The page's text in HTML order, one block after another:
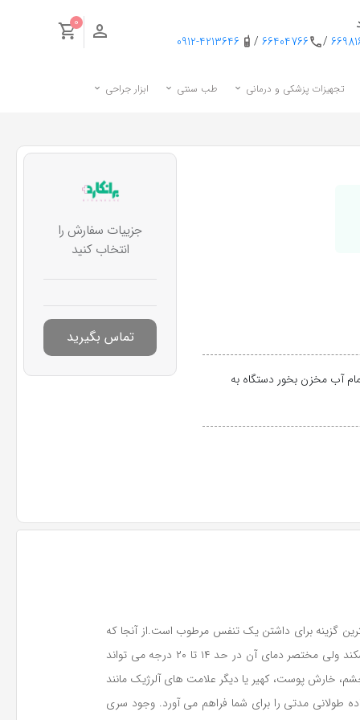
/
66404766
/
0912-4213646
0
تجهیزات پزشکی و درمانی طب سنتی ابزار جراحی
آب مخزن بخور دستگاه به
جزییات سفارش را
انتخاب کنید
تماس بگیرید
گزینه برای داشتن یک تنفس مرطوب است.از آنجا که
استفاده از دستگاه های بخور سرد و بخور گرم در خانواده ها رایج شده است، لازم به توضیح است که بخاری که سرد باشد، لایه شاخی پوست را می شکند ولی مختصر دمای آن در حد ۱۴ تا ۲۰ درجه می تواند
خارش پوست، کهیر یا دیگر علامت های آلرژیک مانند
مطبوع تری را در فصل سرد داشته باشند. دستگاه بخور سرد گل با حجم مخزن 5 لیتری امکان استفاده طولانی مدتی را برای شما فراهم می آورد. وجود سری